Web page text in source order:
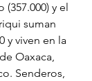
y el
suman
y viven en la
Oaxaca,
Senderos,